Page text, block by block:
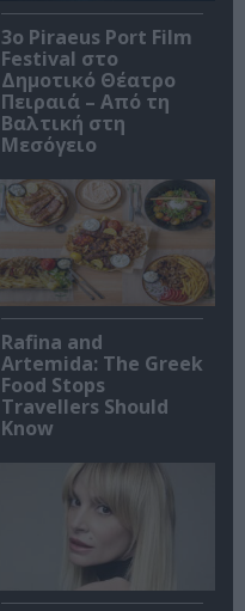
3o Piraeus Port Film
Festival στο
Δημοτικό Θέατρο
Πειραιά – Από τη
Βαλτική στη
Μεσόγειο
Rafina and
Artemida: The Greek
Food Stops
Travellers Should
Know